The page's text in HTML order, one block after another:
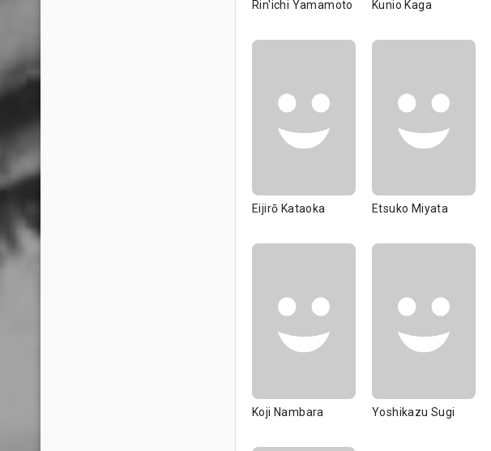
Rin'ichi Yamamoto Kunio Kaga
Eijirō Kataoka Etsuko Miyata
Koji Nambara Yoshikazu Sugi